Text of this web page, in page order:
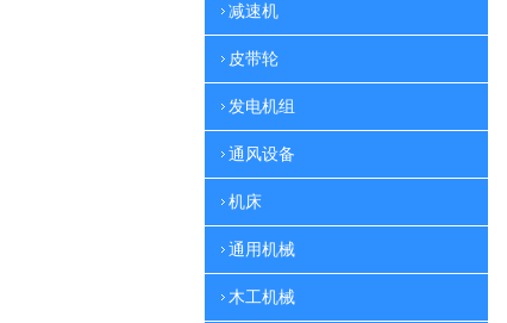
减速机
皮带轮
发电机组
通风设备
机床
通用机械
木工机械